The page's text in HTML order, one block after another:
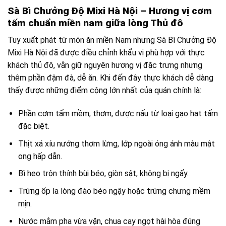
Sà Bì Chưởng Độ Mixi Hà Nội – Hương vị cơm
tấm chuẩn miền nam giữa lòng Thủ đô
Tuy xuất phát từ món ăn miền Nam nhưng Sà Bì Chưởng Độ
Mixi Hà Nội đã được điều chỉnh khẩu vị phù hợp với thực
khách thủ đô, vẫn giữ nguyên hương vị đặc trưng nhưng
thêm phần đậm đà, dễ ăn. Khi đến đây thực khách dễ dàng
thấy được những điểm cộng lớn nhất của quán chính là:
Phần cơm tấm mềm, thơm, được nấu từ loại gạo hạt tấm
đặc biệt.
Thịt xá xíu nướng thơm lừng, lớp ngoài óng ánh màu mật
ong hấp dẫn.
Bì heo trộn thính bùi béo, giòn sật, không bị ngấy.
Trứng ốp la lòng đào béo ngậy hoặc trứng chưng mềm
mịn.
Nước mắm pha vừa vặn, chua cay ngọt hài hòa đúng